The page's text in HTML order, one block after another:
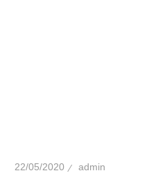
22/05/2020 admin